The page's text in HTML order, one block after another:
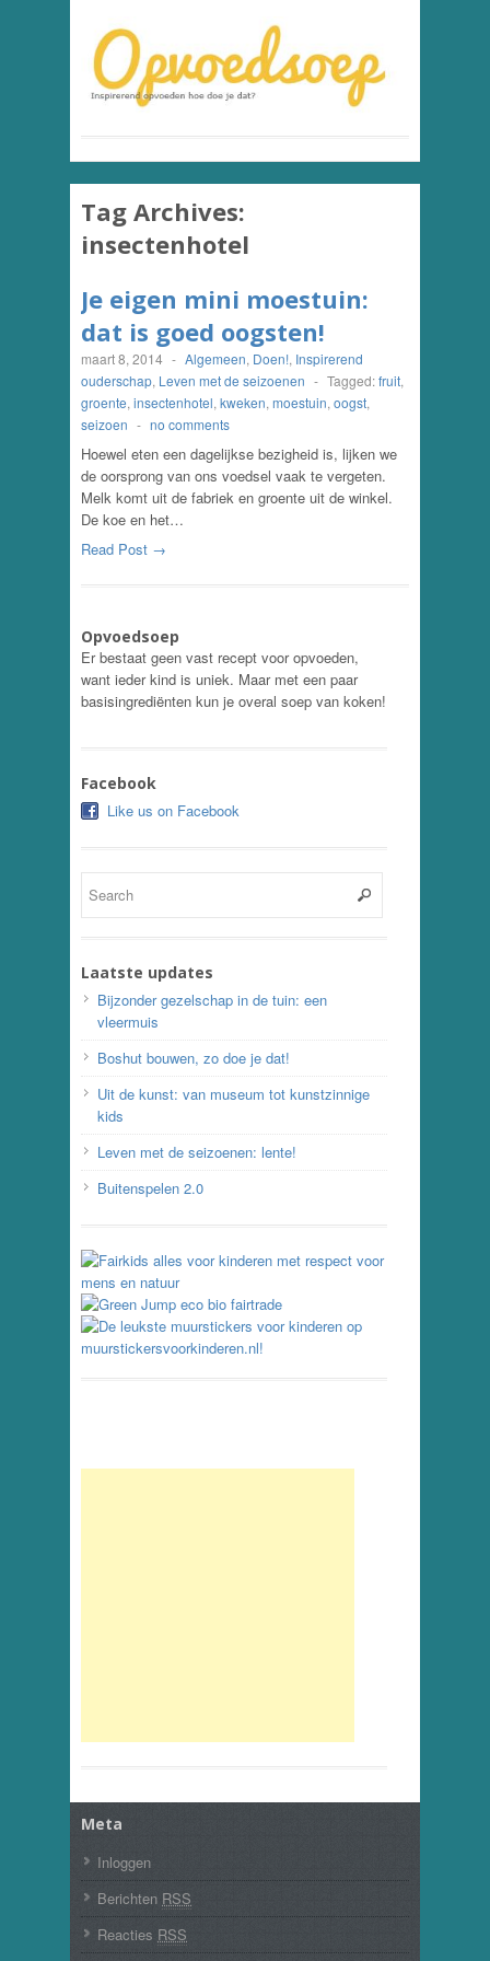
Tag Archives:
insectenhotel
Je eigen mini moestuin:
dat is goed oogsten!
maart 8, 2014 - Algemeen, Doen!, Inspirerend
ouderschap, Leven met de seizoenen - Tagged:fruit,
groente, insectenhotel, kweken, moestuin, oogst,
seizoen - no comments
Hoewel eten een dagelijkse bezigheid is, lijken we
de oorsprong van ons voedsel vaak te vergeten.
Melk komt uit de fabriek en groente uit de winkel.
De koe en het…
Read Post →
Opvoedsoep
Er bestaat geen vast recept voor opvoeden,
want ieder kind is uniek. Maar met een paar
basisingrediënten kun je overal soep van koken!
Facebook
Like us on Facebook
Laatste updates
Bijzonder gezelschap in de tuin: een
vleermuis
Boshut bouwen, zo doe je dat!
Uit de kunst: van museum tot kunstzinnige
kids
Leven met de seizoenen: lente!
Buitenspelen 2.0
Meta
Inloggen
Berichten RSS
Reacties RSS